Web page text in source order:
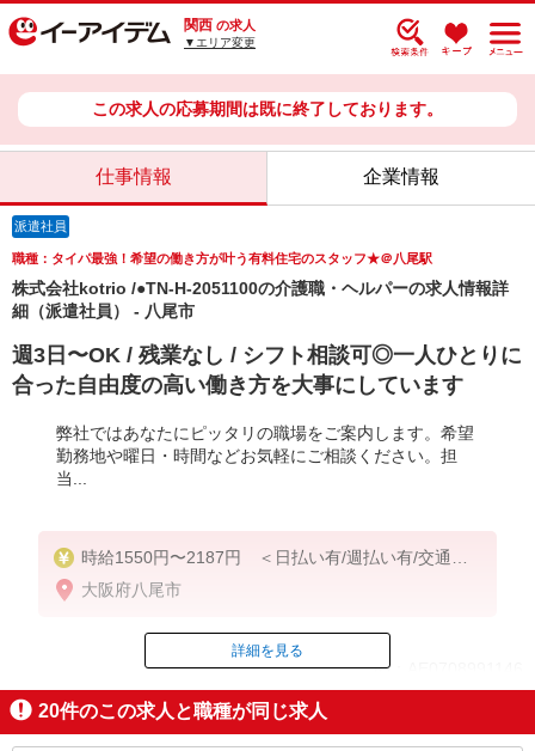
関西 の求人
▼エリア変更
この求人の応募期間は既に終了しております。
仕事情報 企業情報
派遣社員
職種：タイパ最強！希望の働き方が叶う有料住宅のスタッフ★＠八尾駅
株式会社kotrio /●TN-H-2051100の介護職・ヘルパーの求人情報詳
細（派遣社員） - 八尾市
週3日〜OK / 残業なし / シフト相談可◎一人ひとりに
合った自由度の高い働き方を大事にしています
弊社ではあなたにピッタリの職場をご案内します。希望
勤務地や曜日・時間などお気軽にご相談ください。担
当...
時給1550円〜2187円 ＜日払い有/週払い有/交通費
全支給(ガソリン代含む)＞
大阪府八尾市
ID：AE0708991146
掲載期間終了
詳細を見る
20件のこの求人と職種が同じ求人